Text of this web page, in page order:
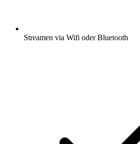
Streamen via Wifi oder Bluetooth